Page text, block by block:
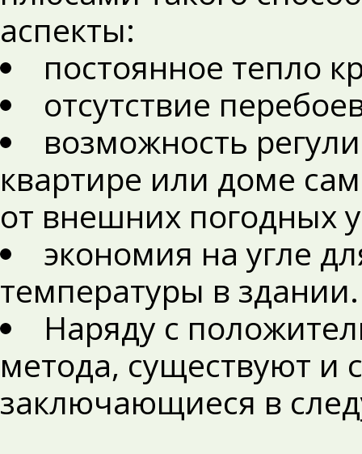
аспекты:
постоянное тепло
отсутствие
возможность
квартире или доме
от внешних погодных
экономия на угле
температуры в здании.
Наряду с
метода, существуют и
заключающиеся в